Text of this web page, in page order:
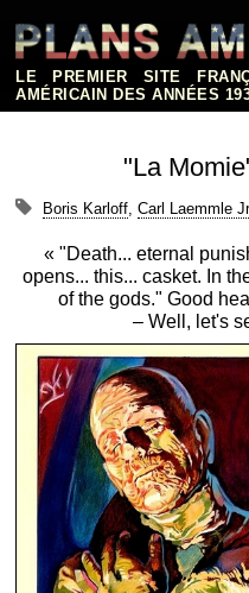
contenu
LE PREMIER SITE
AMÉRICAIN DES ANNÉES
"La
Boris Karloff, Carl Laemmle
« "Death... eternal
opens... this... casket. In
of the gods." Good
– Well, let's